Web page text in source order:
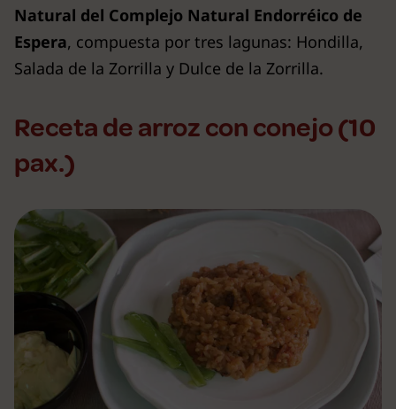
Natural del Complejo Natural Endorréico de
Espera, compuesta por tres lagunas: Hondilla,
Salada de la Zorrilla y Dulce de la Zorrilla.
Receta de arroz con conejo (10
pax.)